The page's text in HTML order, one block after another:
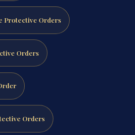
Protective Orders
Orders
Orders